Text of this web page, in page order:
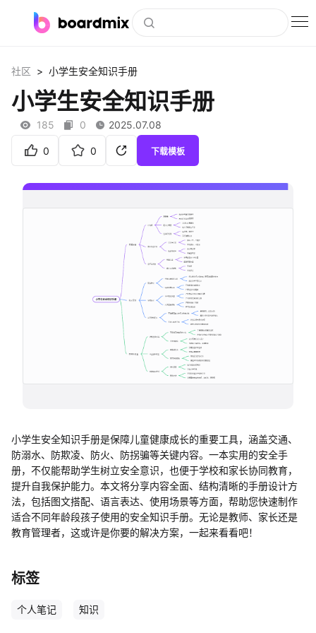
社区资源
下载
社区 > 小学生安全知识手册
小学生安全知识手册
185 0 2025.07.08
0 0 下载模板
小学生安全知识手册是保障儿童健康成长的重要工具，涵盖交通、
防溺水、防欺凌、防火、防拐骗等关键内容。一本实用的安全手
册，不仅能帮助学生树立安全意识，也便于学校和家长协同教育，
提升自我保护能力。本文将分享内容全面、结构清晰的手册设计方
法，包括图文搭配、语言表达、使用场景等方面，帮助您快速制作
适合不同年龄段孩子使用的安全知识手册。无论是教师、家长还是
教育管理者，这或许是你要的解决方案，一起来看看吧！
标签
个人笔记 知识